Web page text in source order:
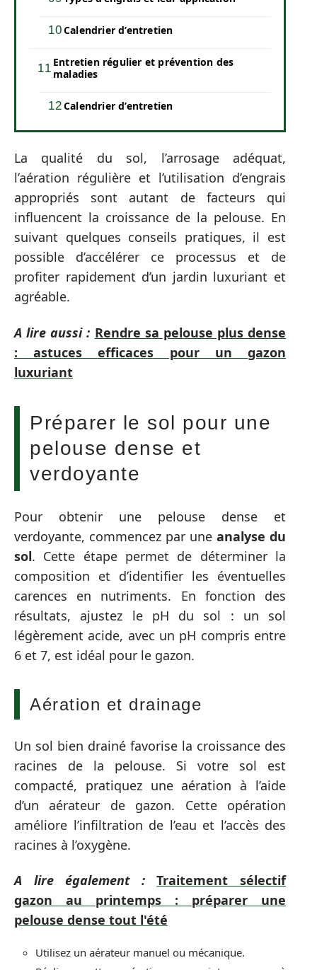
Calendrier d’entretien
Entretien régulier et prévention des
maladies
Calendrier d’entretien
La qualité du sol, l’arrosage adéquat,
l’aération régulière et l’utilisation d’engrais
appropriés sont autant de facteurs qui
influencent la croissance de la pelouse. En
suivant quelques conseils pratiques, il est
possible d’accélérer ce processus et de
profiter rapidement d’un jardin luxuriant et
agréable.
A lire aussi : Rendre sa pelouse plus dense
: astuces efficaces pour un gazon
luxuriant
Préparer le sol pour une
pelouse dense et
verdoyante
Pour obtenir une pelouse dense et
verdoyante, commencez par une analyse du
sol. Cette étape permet de déterminer la
composition et d’identifier les éventuelles
carences en nutriments. En fonction des
résultats, ajustez le pH du sol : un sol
légèrement acide, avec un pH compris entre
6 et 7, est idéal pour le gazon.
Aération et drainage
Un sol bien drainé favorise la croissance des
racines de la pelouse. Si votre sol est
compacté, pratiquez une aération à l’aide
d’un aérateur de gazon. Cette opération
améliore l’infiltration de l’eau et l’accès des
racines à l’oxygène.
A lire également :
Traitement sélectif
gazon au printemps : préparer une
pelouse dense tout l'été
Utilisez un aérateur manuel ou mécanique.